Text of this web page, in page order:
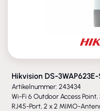
Hikvision DS-
Artikelnummer: 243434
Wi-Fi 6 Outdoor Access
RJ45-Port, 2 x 2 MIMO-